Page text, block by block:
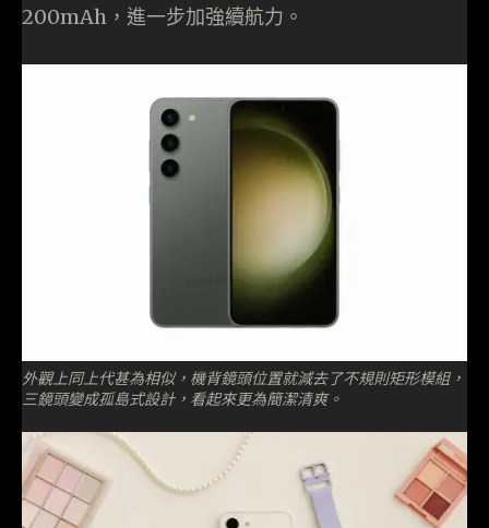
200mAh，進一步加強續航力。
外觀上同上代甚為相似，機背鏡頭位置就減去了不規則矩形模組，
三鏡頭變成孤島式設計，看起來更為簡潔清爽。